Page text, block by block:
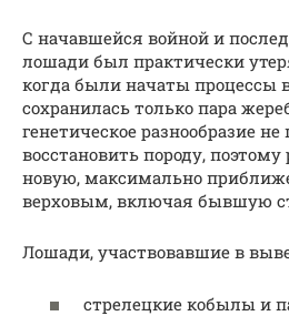
С начавшейся войной и
лошади был практически
когда были начаты процессы
сохранилась только пара
генетическое разнообразие не
восстановить породу,
новую, максимально
верховым, включая бывшую
Лошади, участвовавшие в
стрелецкие кобылы и